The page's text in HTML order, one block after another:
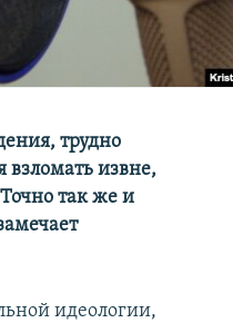
трудно
взломать извне,
так же и
идеологии,